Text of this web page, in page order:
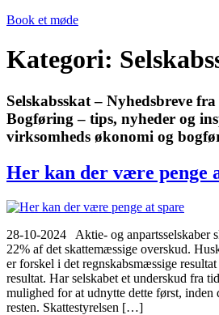
Book et møde
Kategori:
Selskabsskat – Nyhedsbreve
Bogføring – tips, nyheder og
virksomheds økonomi og
Her kan der være penge
28-10-2024 Aktie- og anpartsselskaber
22% af det skattemæssige overskud.
er forskel i det regnskabsmæssige
resultat. Har selskabet et underskud fra
mulighed for at udnytte dette først, inden
resten. Skattestyrelsen […]